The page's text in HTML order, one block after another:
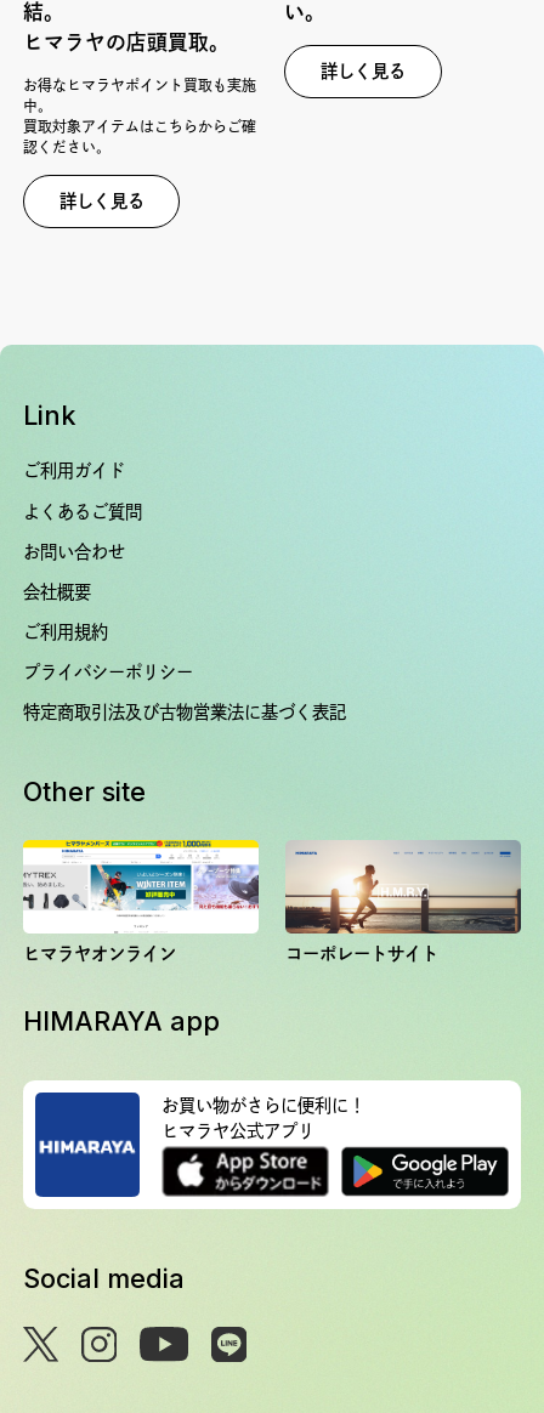
結。
ヒマラヤの店頭買取。
お得なヒマラヤポイント買取も実施
中。
買取対象アイテムはこちらからご確
認ください。
詳しく見る
い。
詳しく見る
Link
ご利用ガイド
よくあるご質問
お問い合わせ
会社概要
ご利用規約
プライバシーポリシー
特定商取引法及び古物営業法に基づく表記
Other site
ヒマラヤオンライン コーポレートサイト
HIMARAYA app
お買い物がさらに便利に！
ヒマラヤ公式アプリ
Social media